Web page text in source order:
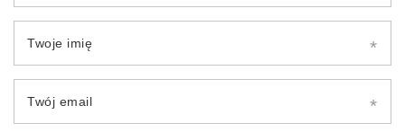
Twoje imię
Twój email